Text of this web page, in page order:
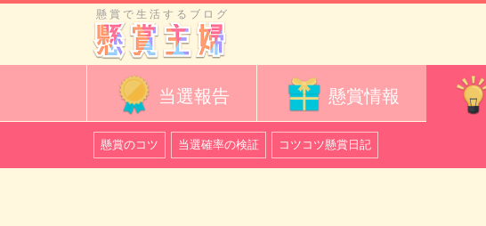
懸賞で生活するブログ
当選報告 懸賞情報
懸賞のコツ 当選確率の検証 コツコツ懸賞日記